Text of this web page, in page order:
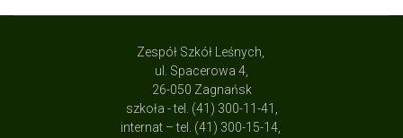
Zespół Szkół Leśnych,
ul. Spacerowa 4,
26-050 Zagnańsk
szkoła - tel. (41) 300-11-41,
internat – tel. (41) 300-15-14,